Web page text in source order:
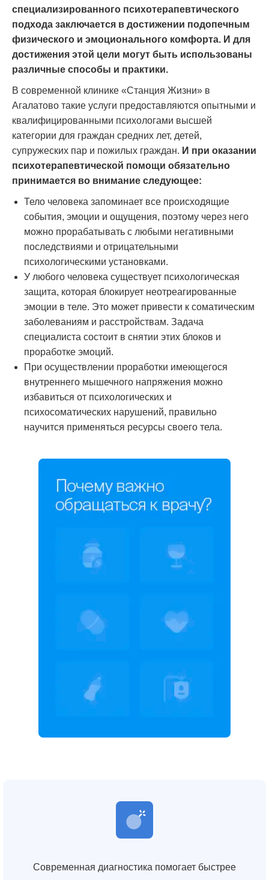
специализированного психотерапевтического
подхода заключается в достижении подопечным
физического и эмоционального комфорта. И для
достижения этой цели могут быть использованы
различные способы и практики.
В современной клинике «Станция Жизни» в
Агалатово такие услуги предоставляются опытными и
квалифицированными психологами высшей
категории для граждан средних лет, детей,
супружеских пар и пожилых граждан. И при оказании
психотерапевтической помощи обязательно
принимается во внимание следующее:
Тело человека запоминает все происходящие
события, эмоции и ощущения, поэтому через него
можно прорабатывать с любыми негативными
последствиями и отрицательными
психологическими установками.
У любого человека существует психологическая
защита, которая блокирует неотреагированные
эмоции в теле. Это может привести к соматическим
заболеваниям и расстройствам. Задача
специалиста состоит в снятии этих блоков и
проработке эмоций.
При осуществлении проработки имеющегося
внутреннего мышечного напряжения можно
избавиться от психологических и
психосоматических нарушений, правильно
научится применяться ресурсы своего тела.
Современная диагностика помогает быстрее